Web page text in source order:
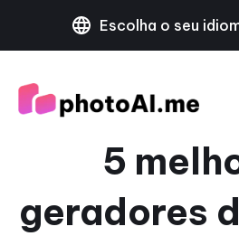
Escolha o seu
5
geradores